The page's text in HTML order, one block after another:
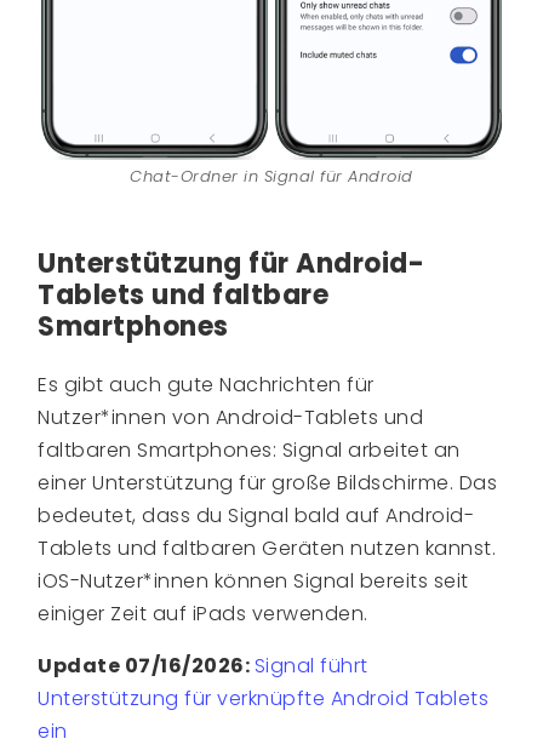
Chat-Ordner in Signal für Android
Unterstützung für Android-
Tablets und faltbare
Smartphones
Es gibt auch gute Nachrichten für
Nutzer*innen von Android-Tablets und
faltbaren Smartphones: Signal arbeitet an
einer Unterstützung für große Bildschirme. Das
bedeutet, dass du Signal bald auf Android-
Tablets und faltbaren Geräten nutzen kannst.
iOS-Nutzer*innen können Signal bereits seit
einiger Zeit auf iPads verwenden.
Update 07/16/2026: Signal führt
Unterstützung für verknüpfte Android Tablets
ein